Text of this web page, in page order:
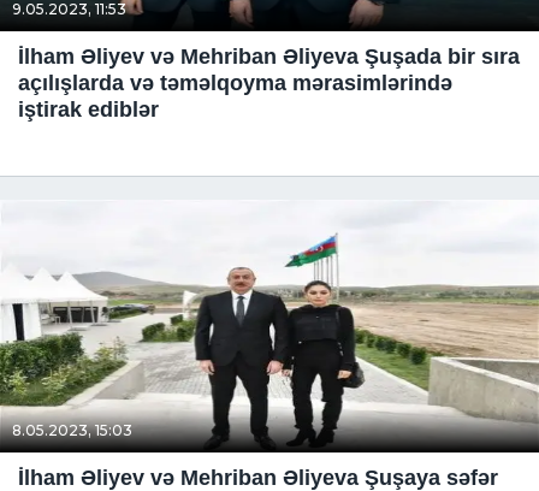
9.05.2023, 11:53
İlham Əliyev və Mehriban Əliyeva Şuşada bir sıra
açılışlarda və təməlqoyma mərasimlərində
iştirak ediblər
8.05.2023, 15:03
İlham Əliyev və Mehriban Əliyeva Şuşaya səfər